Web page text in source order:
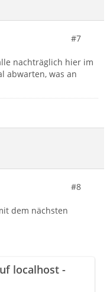
#7
nachträglich hier im
abwarten, was an
#8
dem nächsten
localhost -